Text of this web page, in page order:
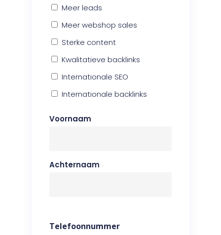
Meer leads
Meer webshop sales
Sterke content
Kwalitatieve backlinks
Internationale SEO
Internationale backlinks
Voornaam
Achternaam
Telefoonnummer